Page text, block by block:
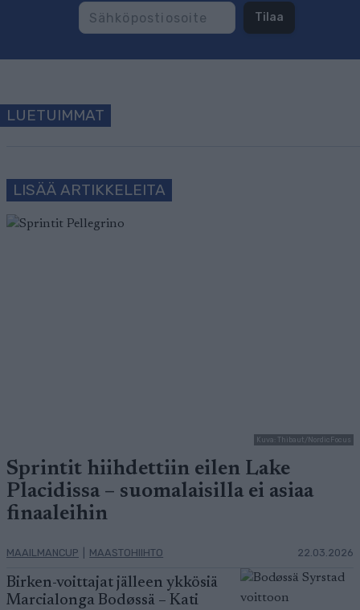
Tilaa
LUETUIMMAT
LISÄÄ ARTIKKELEITA
Kuva: Thibaut/NordicFocus
Sprintit hiihdettiin eilen Lake
Placidissa – suomalaisilla ei asiaa
finaaleihin
MAAILMANCUP MAASTOHIIHTO 22.03.2026
Birken-voittajat jälleen ykkösiä
Marcialonga Bodøssä – Kati